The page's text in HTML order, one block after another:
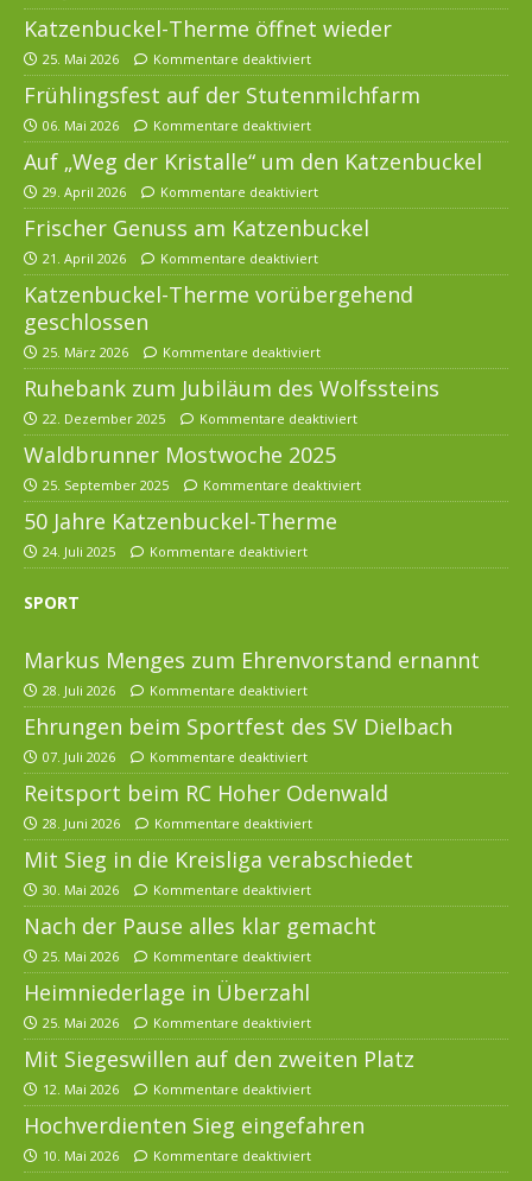
Katzenbuckel-Therme öffnet wieder
25. Mai 2026 Kommentare deaktiviert
Frühlingsfest auf der Stutenmilchfarm
06. Mai 2026 Kommentare deaktiviert
Auf „Weg der Kristalle“ um den Katzenbuckel
29. April 2026 Kommentare deaktiviert
Frischer Genuss am Katzenbuckel
21. April 2026 Kommentare deaktiviert
Katzenbuckel-Therme vorübergehend
geschlossen
25. März 2026 Kommentare deaktiviert
Ruhebank zum Jubiläum des Wolfssteins
22. Dezember 2025 Kommentare deaktiviert
Waldbrunner Mostwoche 2025
25. September 2025 Kommentare deaktiviert
50 Jahre Katzenbuckel-Therme
24. Juli 2025 Kommentare deaktiviert
SPORT
Markus Menges zum Ehrenvorstand ernannt
28. Juli 2026 Kommentare deaktiviert
Ehrungen beim Sportfest des SV Dielbach
07. Juli 2026 Kommentare deaktiviert
Reitsport beim RC Hoher Odenwald
28. Juni 2026 Kommentare deaktiviert
Mit Sieg in die Kreisliga verabschiedet
30. Mai 2026 Kommentare deaktiviert
Nach der Pause alles klar gemacht
25. Mai 2026 Kommentare deaktiviert
Heimniederlage in Überzahl
25. Mai 2026 Kommentare deaktiviert
Mit Siegeswillen auf den zweiten Platz
12. Mai 2026 Kommentare deaktiviert
Hochverdienten Sieg eingefahren
10. Mai 2026 Kommentare deaktiviert